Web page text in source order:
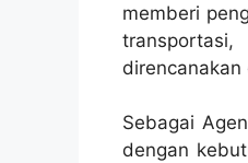
memberi
Sebagai
dengan